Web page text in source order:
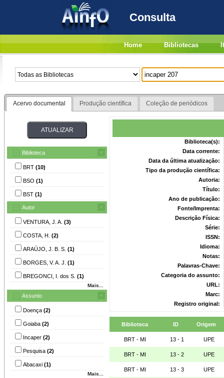
Consulta
Home Bibliotecas
Acervo documental Produção científica Coleção de periódicos
Biblioteca
BRT (10)
BSO (1)
BST (1)
Autor
VENTURA, J. A. (3)
COSTA, H. (2)
ARAÚJO, J. B. S. (1)
BORGES, V. A. J. (1)
BREGONCI, I. dos S. (1)
Mais...
Assunto
Doença (2)
Goiaba (2)
Incaper (2)
Pesquisa (2)
Abacaxi (1)
Mais...
Biblioteca(s):
Data corrente:
Data da última atualização:
Tipo da produção científica:
Autoria:
Título:
Ano de publicação:
Fonte/Imprenta:
Descrição Física:
Série:
ISSN:
Idioma:
Notas:
Palavras-Chave:
Categoria do assunto:
URL:
Marc:
Registro original:
Biblioteca ID Origem
BRT - MI 13 - 1 UPE
BRT - MI 13 - 2 UPE
BRT - MI 13 - 3 UPE